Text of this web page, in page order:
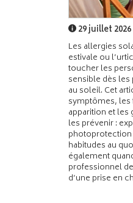
29 juillet 2026
Les allergies
estivale ou
toucher les
sensible dès
au soleil. Cet
symptômes,
apparition et
les prévenir :
photoprotection
habitudes au
également
professionnel
d’une prise en